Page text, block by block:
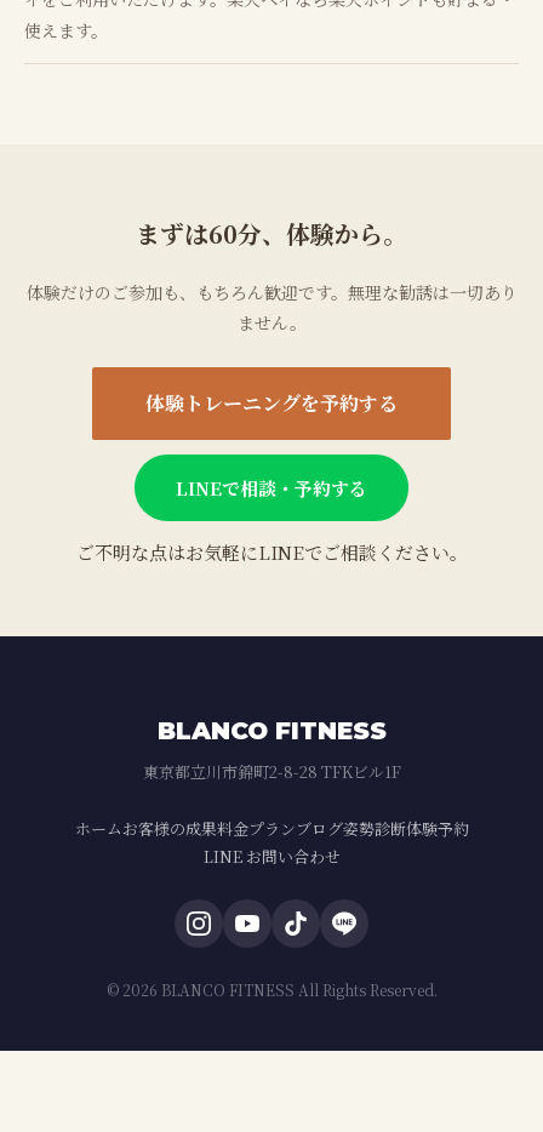
使えます。
まずは60分、体験から。
体験だけのご参加も、もちろん歓迎です。無理な勧誘は一切あり
ません。
体験トレーニングを予約する
LINEで相談・予約する
ご不明な点はお気軽にLINEでご相談ください。
BLANCO FITNESS
東京都立川市錦町2-8-28 TFKビル1F
ホームお客様の成果料金プランブログ姿勢診断体験予約
LINE お問い合わせ
© 2026 BLANCO FITNESS All Rights Reserved.